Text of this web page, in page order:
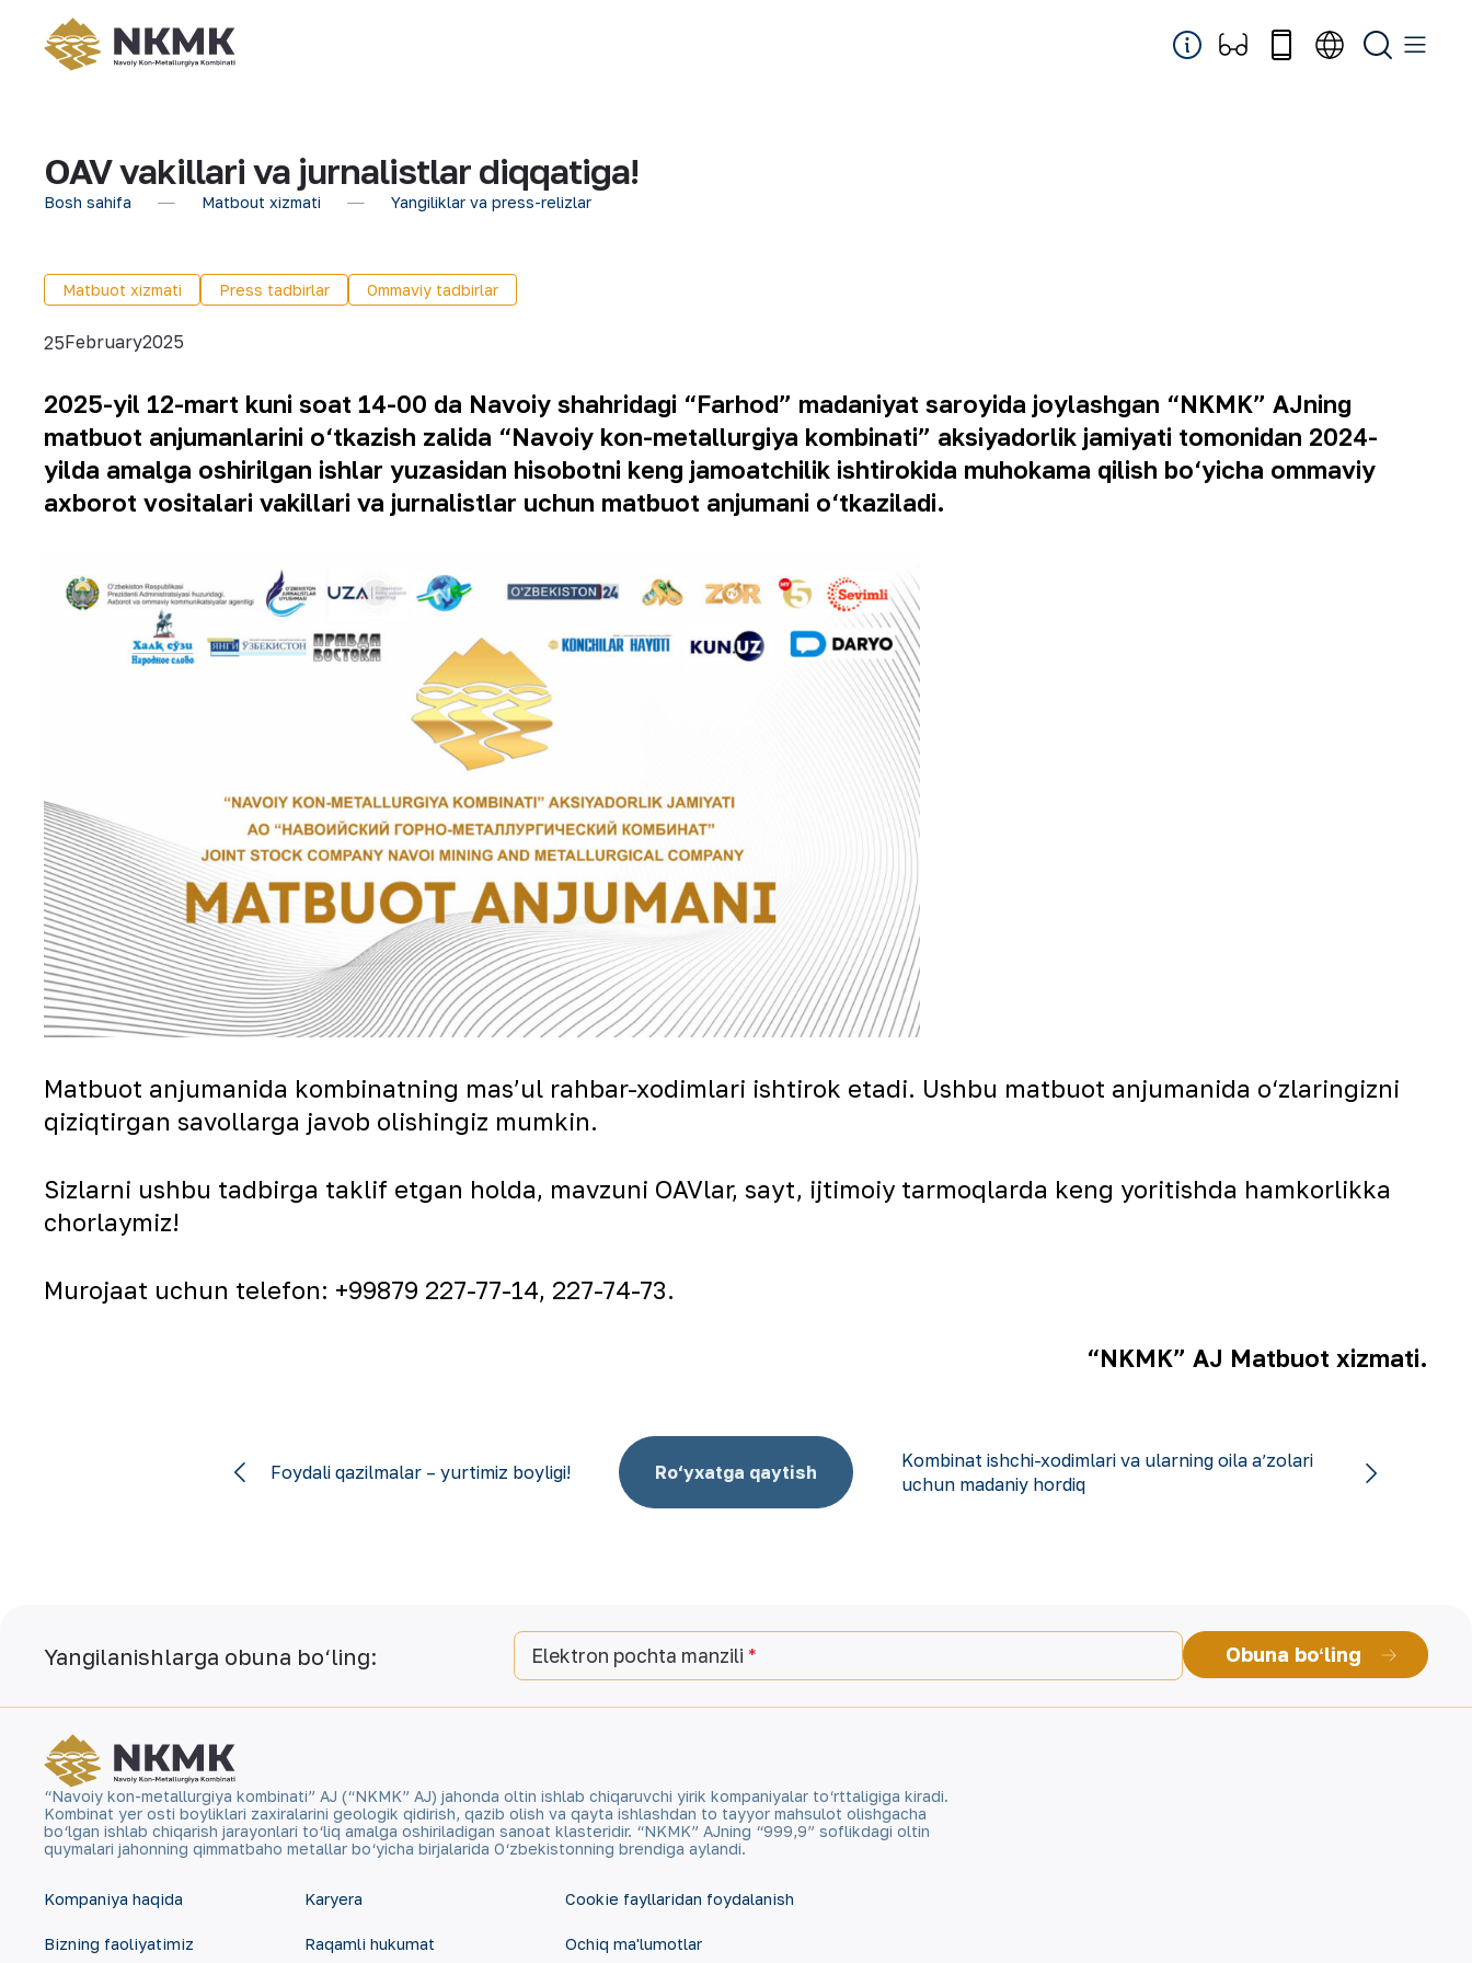
OAV vakillari va jurnalistlar diqqatiga!
Bosh sahifa Matbout xizmati Yangiliklar va press-relizlar
Matbuot xizmati Press tadbirlar Ommaviy tadbirlar
25February2025
2025-yil 12-mart kuni soat 14-00 da Navoiy shahridagi “Farhod” madaniyat saroyida joylashgan “NKMK” AJning
matbuot anjumanlarini o‘tkazish zalida “Navoiy kon-metallurgiya kombinati” aksiyadorlik jamiyati tomonidan 2024-
yilda amalga oshirilgan ishlar yuzasidan hisobotni keng jamoatchilik ishtirokida muhokama qilish bo‘yicha ommaviy
axborot vositalari vakillari va jurnalistlar uchun matbuot anjumani o‘tkaziladi.
Matbuot anjumanida kombinatning masʼul rahbar-xodimlari ishtirok etadi. Ushbu matbuot anjumanida o‘zlaringizni
qiziqtirgan savollarga javob olishingiz mumkin.
Sizlarni ushbu tadbirga taklif etgan holda, mavzuni OAVlar, sayt, ijtimoiy tarmoqlarda keng yoritishda hamkorlikka
chorlaymiz!
Murojaat uchun telefon: +99879 227-77-14, 227-74-73.
“NKMK” AJ Matbuot xizmati.
Foydali qazilmalar – yurtimiz boyligi! Ro‘yxatga qaytish
Kombinat ishchi-xodimlari va ularning oila aʼzolari
uchun madaniy hordiq
Yangilanishlarga obuna bo‘ling: Elektron pochta manzili Obuna boʻling
“Navoiy kon-metallurgiya kombinati” AJ (“NKMK” AJ) jahonda oltin ishlab chiqaruvchi yirik kompaniyalar to‘rttaligiga kiradi.
Kombinat yer osti boyliklari zaxiralarini geologik qidirish, qazib olish va qayta ishlashdan to tayyor mahsulot olishgacha
bo‘lgan ishlab chiqarish jarayonlari to‘liq amalga oshiriladigan sanoat klasteridir. “NKMK” AJning “999,9” soflikdagi oltin
quymalari jahonning qimmatbaho metallar bo‘yicha birjalarida O‘zbekistonning brendiga aylandi.
Kompaniya haqida
Bizning faoliyatimiz
Karyera
Raqamli hukumat
Cookie fayllaridan foydalanish
Ochiq ma'lumotlar